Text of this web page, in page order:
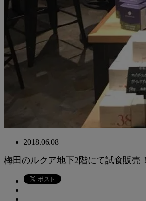
2018.06.08
梅田のルクア地下2階にて試食販売！